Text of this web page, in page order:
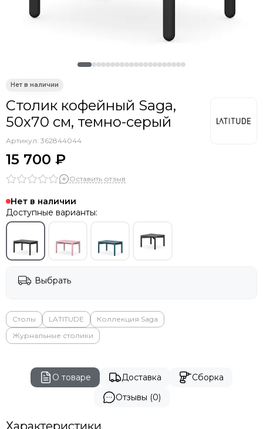
Столик кофейный Saga,
50х70 см, темно-серый
Артикул: 362844044
15 700 ₽
Оставить отзыв
Нет в наличии
Доступные варианты:
Выбрать
Столы LATITUDE
Коллекция Saga
Журнальные столики
О товаре Доставка
Сборка
Отзывы (0)
Характеристики